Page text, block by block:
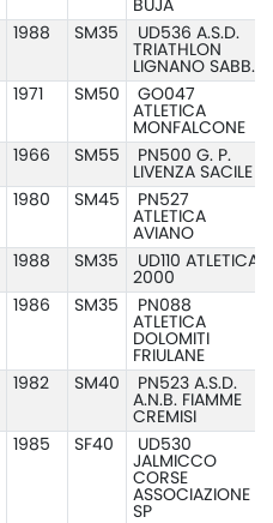
BUJA
1988 SM35
UD536 A.S.D.
TRIATHLON
LIGNANO SABB.
1971 SM50
GO047
ATLETICA
MONFALCONE
1966 SM55
PN500 G. P.
LIVENZA SACILE
1980 SM45
PN527
ATLETICA
AVIANO
1988 SM35
UD110 ATLETICA
2000
1986 SM35
PN088
ATLETICA
DOLOMITI
FRIULANE
1982 SM40
PN523 A.S.D.
A.N.B. FIAMME
CREMISI
1985 SF40
UD530
JALMICCO
CORSE
ASSOCIAZIONE
SP